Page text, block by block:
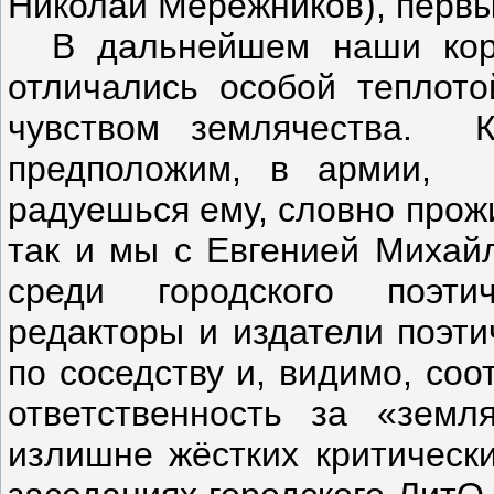
В дальнейшем наши
отличались особой
чувством землячества.
предположим, в армии,
радуешься ему, словно
так и мы с Евгенией
среди городского
редакторы и издатели
по соседству и, видимо,
ответственность за
излишне жёстких